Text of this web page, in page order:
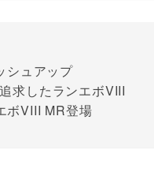
シュアップ
求したランエボVIII
ボVIII MR登場